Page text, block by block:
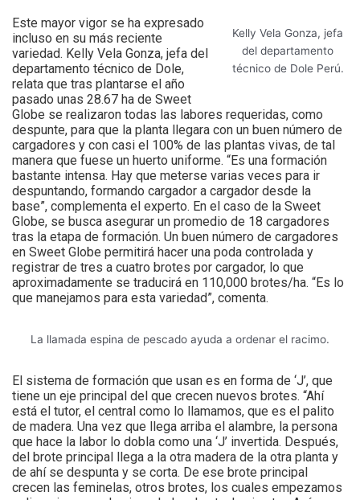
Kelly Vela Gonza, jefa
del departamento
técnico de Dole Perú.
Este mayor vigor se ha expresado
incluso en su más reciente
variedad. Kelly Vela Gonza, jefa del
departamento técnico de Dole,
relata que tras plantarse el año
pasado unas 28.67 ha de Sweet
Globe se realizaron todas las labores requeridas, como
despunte, para que la planta llegara con un buen número de
cargadores y con casi el 100% de las plantas vivas, de tal
manera que fuese un huerto uniforme. “Es una formación
bastante intensa. Hay que meterse varias veces para ir
despuntando, formando cargador a cargador desde la
base”, complementa el experto. En el caso de la Sweet
Globe, se busca asegurar un promedio de 18 cargadores
tras la etapa de formación. Un buen número de cargadores
en Sweet Globe permitirá hacer una poda controlada y
registrar de tres a cuatro brotes por cargador, lo que
aproximadamente se traducirá en 110,000 brotes/ha. “Es lo
que manejamos para esta variedad”, comenta.
La llamada espina de pescado ayuda a ordenar el racimo.
El sistema de formación que usan es en forma de ‘J’, que
tiene un eje principal del que crecen nuevos brotes. “Ahí
está el tutor, el central como lo llamamos, que es el palito
de madera. Una vez que llega arriba el alambre, la persona
que hace la labor lo dobla como una ‘J’ invertida. Después,
del brote principal llega a la otra madera de la otra planta y
de ahí se despunta y se corta. De ese brote principal
crecen las feminelas, otros brotes, los cuales empezamos